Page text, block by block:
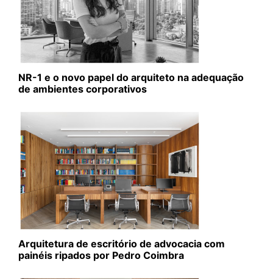
NR-1 e o novo papel do arquiteto na adequação
de ambientes corporativos
Arquitetura de escritório de advocacia com
painéis ripados por Pedro Coimbra